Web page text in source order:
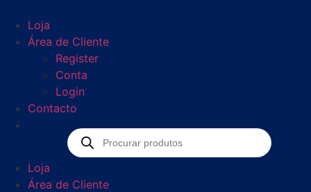
Loja
Área de Cliente
Register
Conta
Login
Contacto
Loja
Área de Cliente